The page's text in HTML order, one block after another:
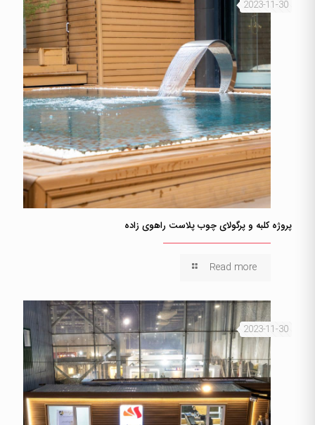
2023-11-30
پروژه کلبه و پرگولای چوب پلاست راهوی زاده
Read more
2023-11-30